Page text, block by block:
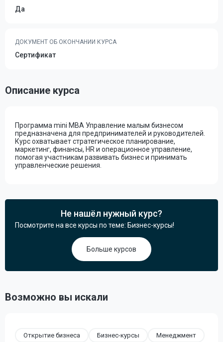
Да
ДОКУМЕНТ ОБ ОКОНЧАНИИ КУРСА
Сертификат
Описание курса
Программа mini MBA Управление малым бизнесом
предназначена для предпринимателей и руководителей.
Курс охватывает стратегическое планирование,
маркетинг, финансы, HR и операционное управление,
помогая участникам развивать бизнес и принимать
управленческие решения.
Не нашёл нужный курс?
Посмотрите на все курсы по теме: Бизнес-курсы!
Больше курсов
Возможно вы искали
Открытие бизнеса Бизнес-курсы Менеджмент